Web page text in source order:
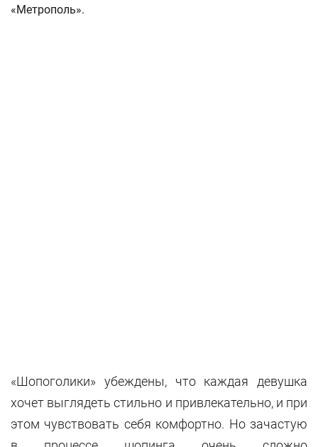
«Метрополь».
«Шопоголики» убеждены, что каждая девушка
хочет выглядеть стильно и привлекательно, и при
этом чувствовать себя комфортно. Но зачастую